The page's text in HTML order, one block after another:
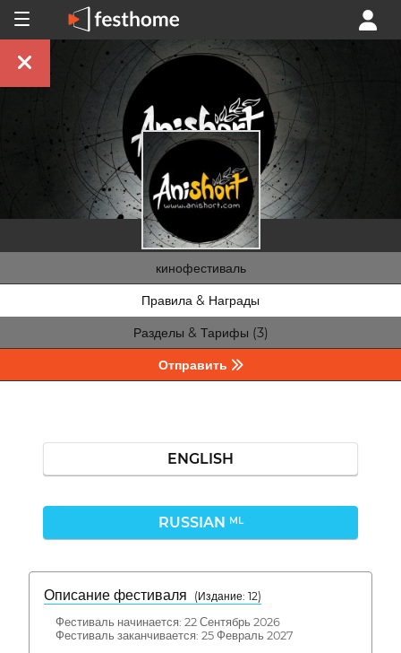
кинофестиваль
Правила & Награды
Разделы & Тарифы (3)
Отправить
ENGLISH
RUSSIAN ML
Описание фестиваля
( Издание: 12)
Фестиваль начинается: 22 Сентябрь 2026
Фестиваль заканчивается: 25 Февраль 2027